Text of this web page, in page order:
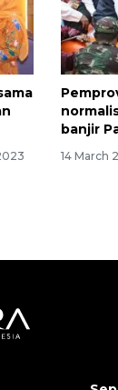
banjir
14 March